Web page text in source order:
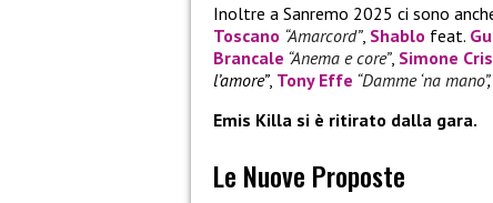
Inoltre a Sanremo 2025 ci sono
Toscano “Amarcord”, Shablo feat.
Brancale “Anema e core”, Simone
l’amore”, Tony Effe “Damme ‘na mano”,
Emis Killa si è ritirato dalla gara.
Le Nuove Proposte